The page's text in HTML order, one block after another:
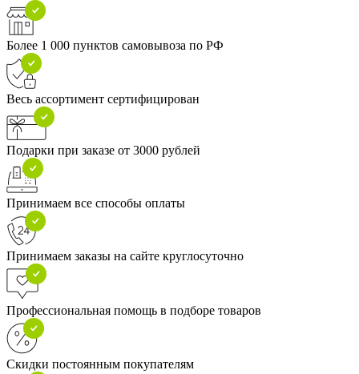
Более 1 000 пунктов самовывоза по РФ
Весь ассортимент сертифицирован
Подарки при заказе от 3000 рублей
Принимаем все способы оплаты
Принимаем заказы на сайте круглосуточно
Профессиональная помощь в подборе товаров
Скидки постоянным покупателям